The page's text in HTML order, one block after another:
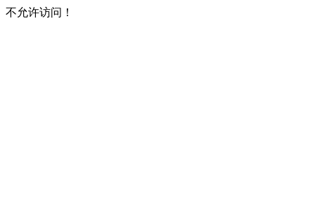
不允许访问！